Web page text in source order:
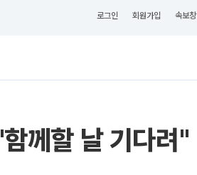
로그인 회원가입 속보창
께할 날 기다려"